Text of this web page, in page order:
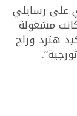
على رسايلي
مشغولة
هترد وراح